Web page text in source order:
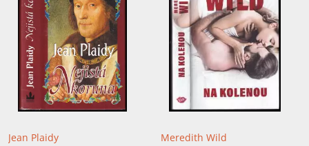
Jean Plaidy
Meredith Wild